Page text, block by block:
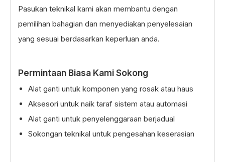
Pasukan teknikal kami akan membantu dengan
pemilihan bahagian dan menyediakan penyelesaian
yang sesuai berdasarkan keperluan anda.
Permintaan Biasa Kami Sokong
Alat ganti untuk komponen yang rosak atau haus
Aksesori untuk naik taraf sistem atau automasi
Alat ganti untuk penyelenggaraan berjadual
Sokongan teknikal untuk pengesahan keserasian